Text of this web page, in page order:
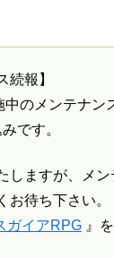
続報】
のメンテナン
です。
しますが、メン
お待ち下さい。
ガイアRPG』